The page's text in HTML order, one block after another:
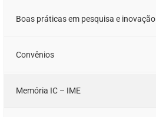
Boas práticas em pesquisa e inovação
Convênios
Memória IC – IME